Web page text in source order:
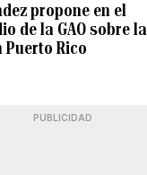
propone en el
de la GAO sobre la
Rico
PUBLICIDAD